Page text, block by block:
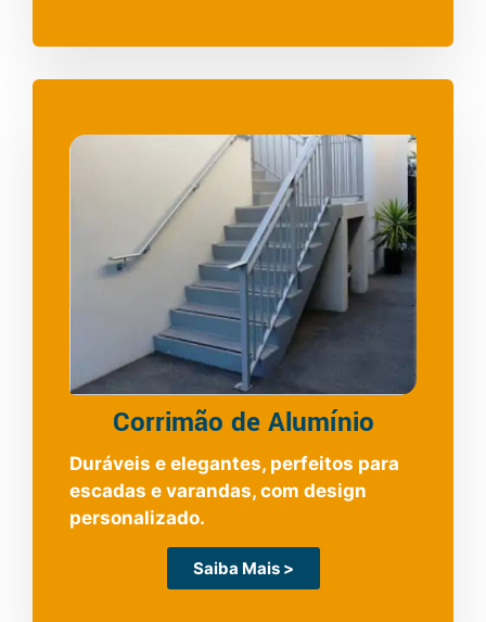
Corrimão de Alumínio
Duráveis e elegantes, perfeitos para
escadas e varandas, com design
personalizado.
Saiba Mais >